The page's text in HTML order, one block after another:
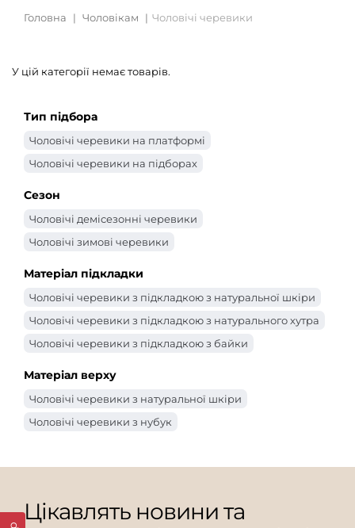
Головна Чоловікам Чоловічі черевики
У цій категорії немає товарів.
Тип підбора
Чоловічі черевики на платформі
Чоловічі черевики на підборах
Сезон
Чоловічі демісезонні черевики
Чоловічі зимові черевики
Матеріал підкладки
Чоловічі черевики з підкладкою з натуральної шкіри
Чоловічі черевики з підкладкою з натурального хутра
Чоловічі черевики з підкладкою з байки
Матеріал верху
Чоловічі черевики з натуральної шкіри
Чоловічі черевики з нубук
Цікавлять новини та